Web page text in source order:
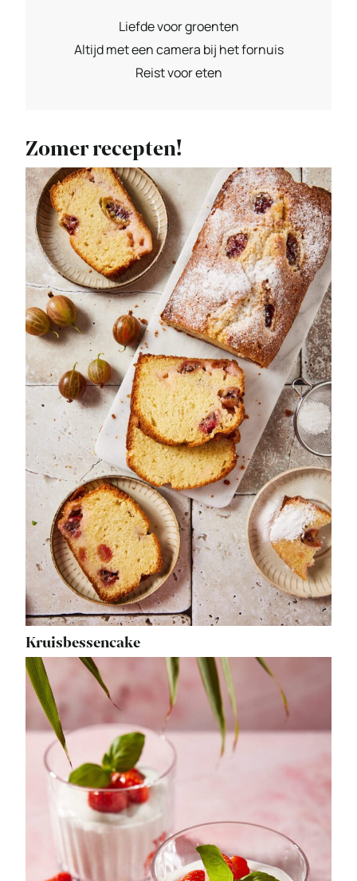
Liefde voor groenten
Altijd met een camera bij het fornuis
Reist voor eten
Zomer recepten!
Kruisbessencake